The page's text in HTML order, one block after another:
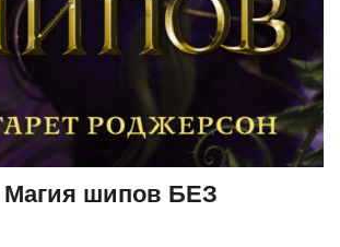
Магия шипов БЕЗ